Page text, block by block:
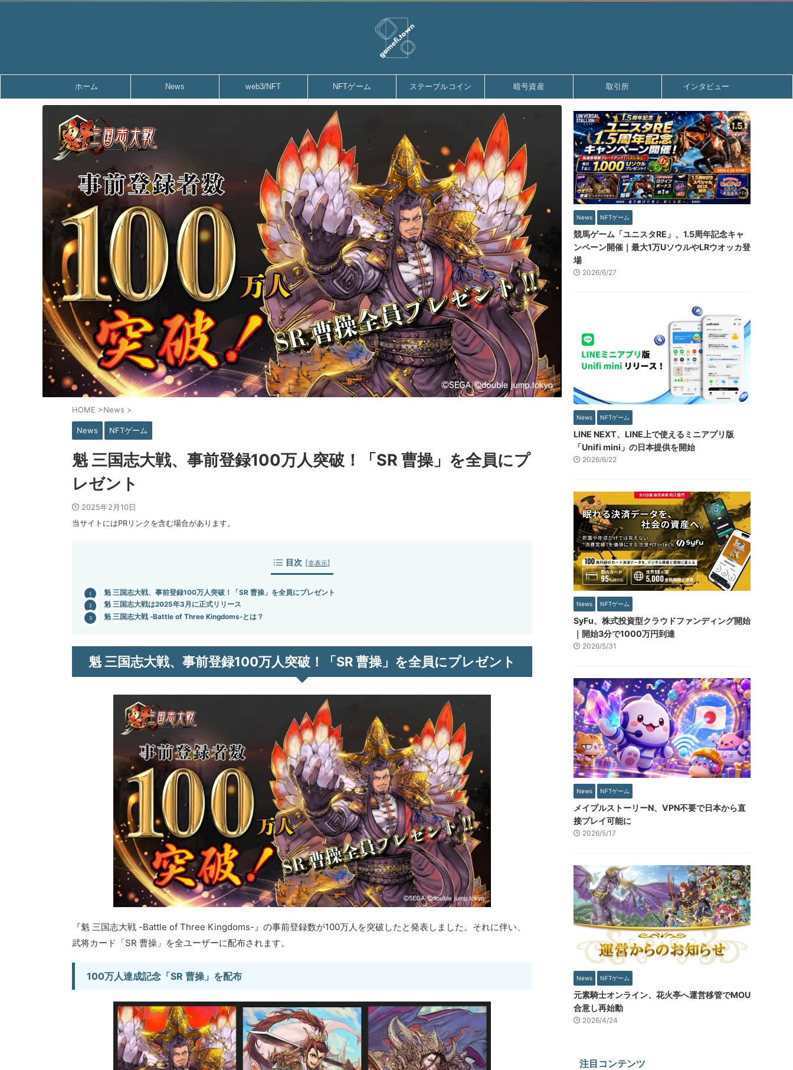
ホーム News web3/NFT NFTゲーム ステーブルコイン 暗号資産 取引所 インタビュー
HOME >News >
News NFTゲーム
魁 三国志大戦、事前登録100万人突破！「SR 曹操」を全員にプ
レゼント
2025年2月10日
当サイトにはPRリンクを含む場合があります。
目次 [非表示]
魁 三国志大戦、事前登録100万人突破！「SR 曹操」を全員にプレゼント
魁 三国志大戦は2025年3月に正式リリース
魁 三国志大戦 -Battle of Three Kingdoms-とは？
魁 三国志大戦、事前登録100万人突破！「SR 曹操」を全員にプレゼント
『魁 三国志大戦 -Battle of Three Kingdoms-』の事前登録数が100万人を突破したと発表しました。それに伴い、
武将カード「SR 曹操」を全ユーザーに配布されます。
100万人達成記念「SR 曹操」を配布
News NFTゲーム
競馬ゲーム「ユニスタRE」、1.5周年記念キャ
ンペーン開催｜最大1万UソウルやLRウオッカ登
場
2026/6/27
News NFTゲーム
LINE NEXT、LINE上で使えるミニアプリ版
「Unifi mini」の日本提供を開始
2026/6/22
News NFTゲーム
SyFu、株式投資型クラウドファンディング開始
｜開始3分で1000万円到達
2026/5/31
News NFTゲーム
メイプルストーリーN、VPN不要で日本から直
接プレイ可能に
2026/5/17
News NFTゲーム
元素騎士オンライン、花火亭へ運営移管でMOU
合意し再始動
2026/4/24
注目コンテンツ